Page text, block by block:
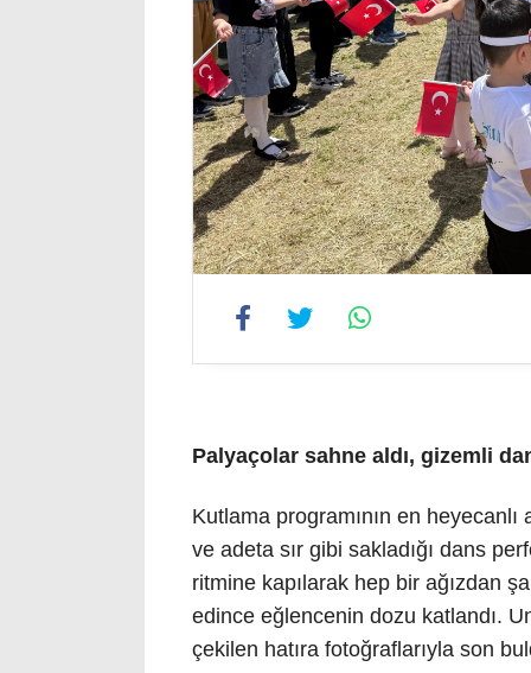
Palyaçolar sahne aldı, gizemli
Kutlama programının en heyecanlı
ve adeta sır gibi sakladığı dans
ritmine kapılarak hep bir ağızdan
edince eğlencenin dozu katlandı.
çekilen hatıra fotoğraflarıyla son